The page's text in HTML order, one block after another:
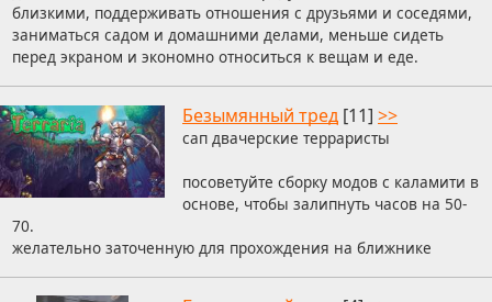
близкими, поддерживать отношения с друзьями и соседями,
заниматься садом и домашними делами, меньше сидеть
перед экраном и экономно относиться к вещам и еде.
Безымянный тред [11] >>
сап двачерские терраристы
посоветуйте сборку модов с каламити в
основе, чтобы залипнуть часов на 50-
70.
желательно заточенную для прохождения на ближнике